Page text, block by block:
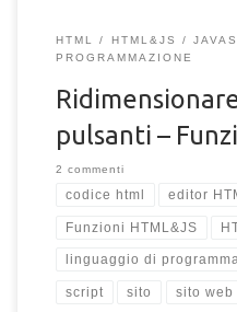
HTML HTML&JS
PROGRAMMAZIONE
pulsanti –
2 commenti
codice html editor
Funzioni HTML&JS
linguaggio di
script sito sito web